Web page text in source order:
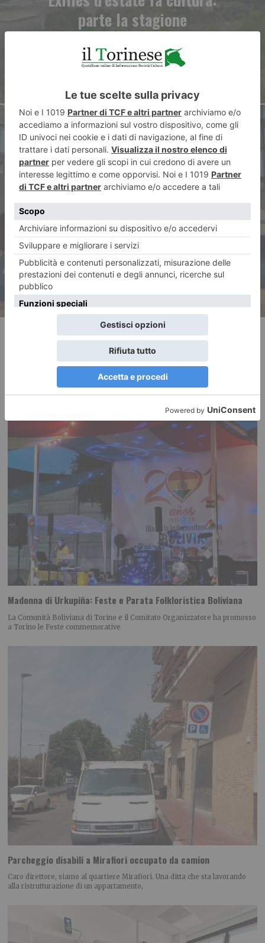
parte la stagione
ARTICOLO SUCCESSIVO
Il Piemonte e la ricostruzione
Conferenza di Roma con il
Governo e Zelensky
RECENTI:
Madonna di Urkupiña: Feste e Parata Folkloristica Boliviana
La Comunità Boliviana di Torino e il Comitato Organizzatore ha promosso
a Torino le Feste commemorative
Parcheggio disabili a Mirafiori occupato da camion
Caro direttore, siamo al quartiere Mirafiori. Una ditta che sta lavorando
alla ristrutturazione di un appartamento,